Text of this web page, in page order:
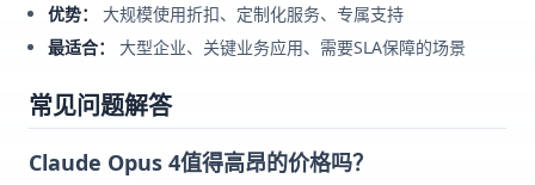
优势：
大规模使用折扣、定制化服务、专属支持
最适合：
大型企业、关键业务应用、需要SLA保障的场景
常见问题解答
Claude Opus 4值得高昂的价格吗？